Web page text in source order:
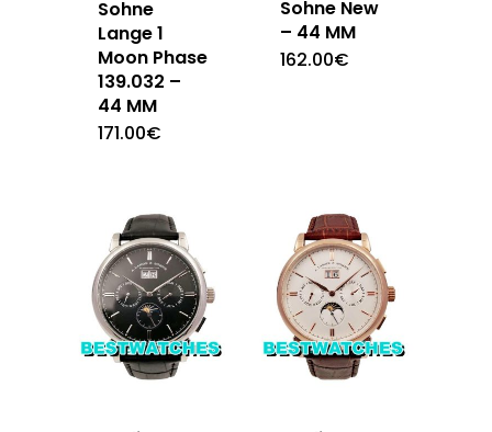
Sohne
Lange 1
Moon Phase
139.032 –
44 MM
171.00€
Sohne New
– 44 MM
162.00€